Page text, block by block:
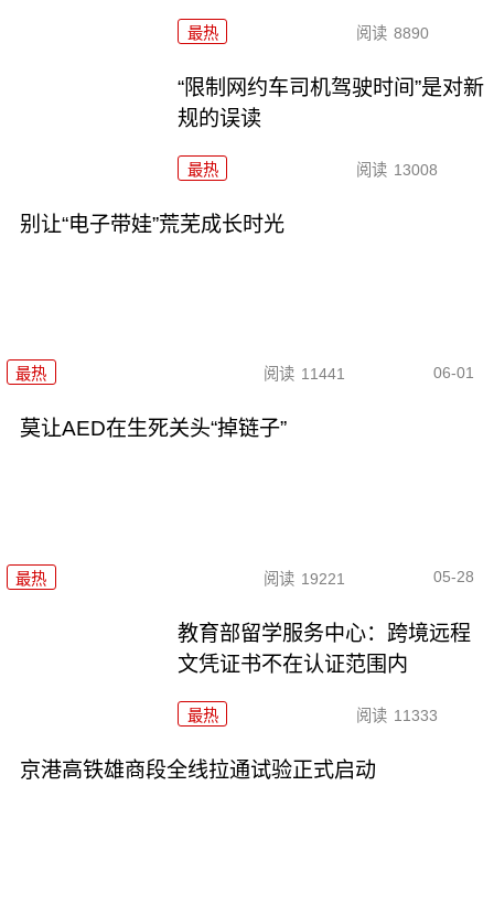
最热 阅读 8890
“限制网约车司机驾驶时间”是对新
规的误读
最热 阅读 13008
别让“电子带娃”荒芜成长时光
最热 阅读 11441 06-01
莫让AED在生死关头“掉链子”
最热 阅读 19221 05-28
教育部留学服务中心：跨境远程
文凭证书不在认证范围内
最热 阅读 11333
京港高铁雄商段全线拉通试验正式启动